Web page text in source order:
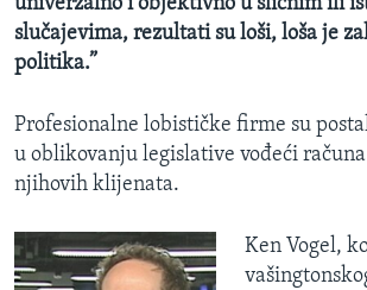
univerzalno i objektivno u sličnim ili
slučajevima, rezultati su loši, loša je
politika.”
Profesionalne lobističke firme su
u oblikovanju legislative vođeći
njihovih klijenata.
Ken Vogel,